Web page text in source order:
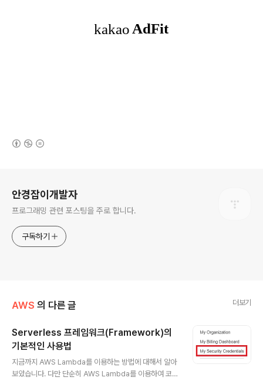
안경잡이개발자
프로그래밍 관련 포스팅을 주로 합니다.
구독하기
AWS 의 다른 글 더보기
Serverless 프레임워크(Framework)의
기본적인 사용법
지금까지 AWS Lambda를 이용하는 방법에 대해서 알아
보았습니다. 다만 단순히 AWS Lambda를 이용하여 코딩